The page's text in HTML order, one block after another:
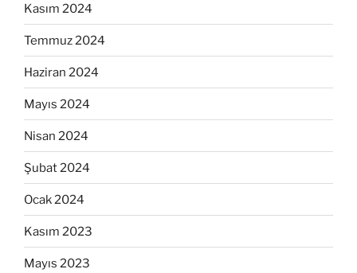
Kasım 2024
Temmuz 2024
Haziran 2024
Mayıs 2024
Nisan 2024
Şubat 2024
Ocak 2024
Kasım 2023
Mayıs 2023